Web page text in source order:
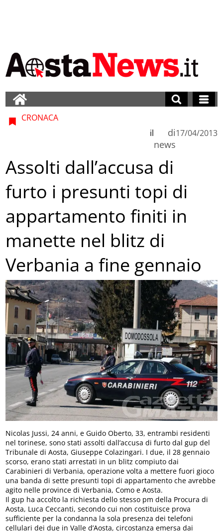
CRONACA
di
news
il 17/04/2013
Assolti dall’accusa di
furto i presunti topi di
appartamento finiti in
manette nel blitz di
Verbania a fine gennaio
Nicolas Jussi, 24 anni, e Guido Oberto, 33, entrambi residenti
nel torinese, sono stati assolti dall’accusa di furto dal gup del
Tribunale di Aosta, Giuseppe Colazingari. I due, il 28 gennaio
scorso, erano stati arrestati in un blitz compiuto dai
Carabinieri di Verbania, operazione volta a mettere fuori gioco
una banda di sette presunti topi di appartamento che avrebbe
agito nelle province di Verbania, Como e Aosta.
Il gup ha accolto la richiesta dello stesso pm della Procura di
Aosta, Luca Ceccanti, secondo cui non costituisce prova
sufficiente per la condanna la sola presenza dei telefoni
cellulari dei due in Valle d’Aosta, circostanza emersa dai